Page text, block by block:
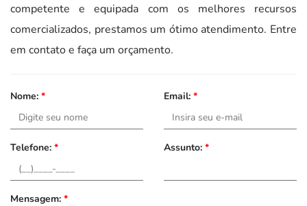
competente e equipada com os melhores recursos
comercializados, prestamos um ótimo atendimento. Entre
em contato e faça um orçamento.
Nome: * Email: *
Telefone: * Assunto: *
Mensagem: *